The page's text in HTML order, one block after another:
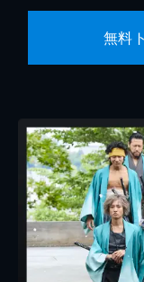
無料